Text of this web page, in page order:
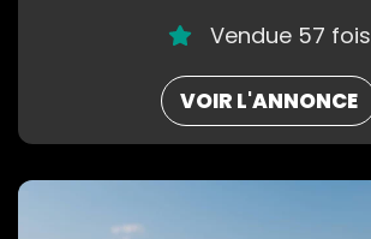
Vendue 57 fois
VOIR L'ANNONCE